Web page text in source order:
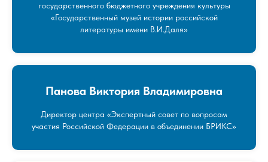
государственного бюджетного учреждения культуры
«Государственный музей истории российской
литературы имени В.И.Даля»
Панова Виктория Владимировна
Директор центра «Экспертный совет по вопросам
участия Российской Федерации в объединении БРИКС»